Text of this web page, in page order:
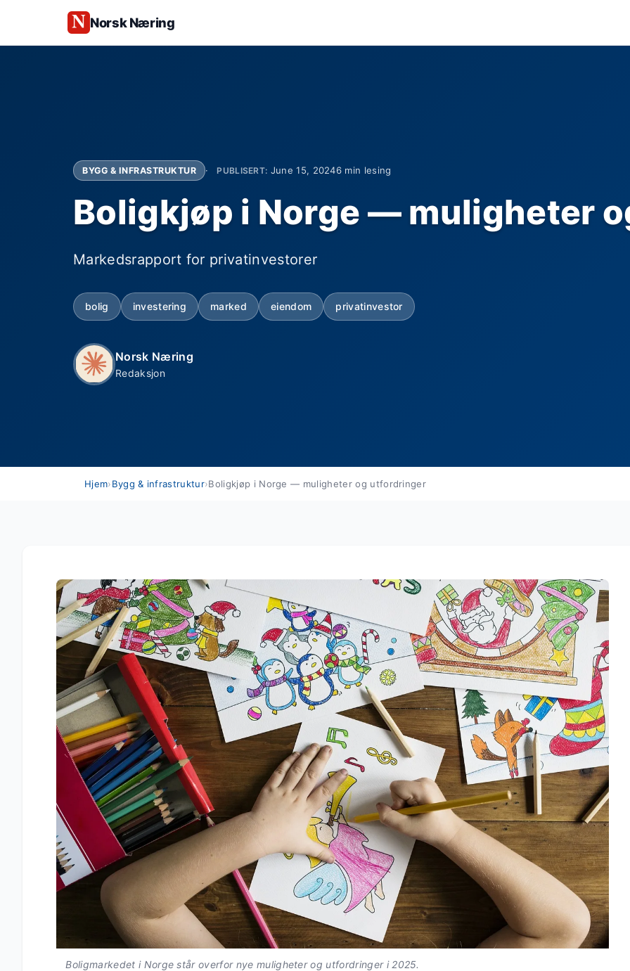
Norsk Næring
BYGG & INFRASTRUKTUR PUBLISERT: June 15, 20246 min lesing
Boligkjøp i Norge — muligheter
Markedsrapport for privatinvestorer
bolig investering marked eiendom privatinvestor
Norsk Næring
Redaksjon
Hjem›Bygg & infrastruktur›Boligkjøp i Norge — muligheter og utfordringer
Boligmarkedet i Norge står overfor nye muligheter og utfordringer i 2025.